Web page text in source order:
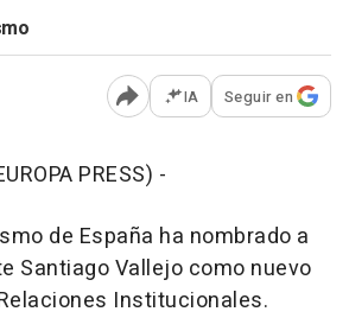
Abrir opciones para
IA Seguir en
PRESS) -
de España ha nombrado a
Santiago Vallejo como nuevo
Institucionales.